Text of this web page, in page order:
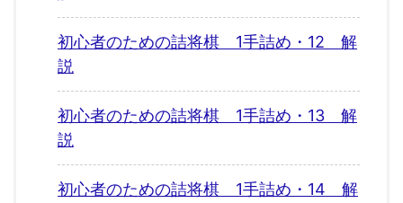
初心者のための詰将棋 1手詰め・12 解
説
初心者のための詰将棋 1手詰め・13 解
説
初心者のための詰将棋 1手詰め・14 解